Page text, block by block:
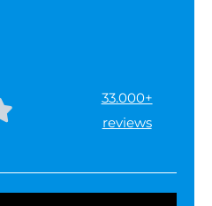
33.000+
reviews